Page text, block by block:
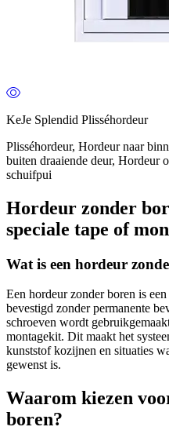
KeJe Splendid Plisséhordeur
Plisséhordeur, Hordeur naar
buiten draaiende deur, Hordeur
schuifpui
Hordeur zonder
speciale tape of
Wat is een hordeur
Een hordeur zonder boren is
bevestigd zonder permanente
schroeven wordt
montagekit. Dit maakt het
kunststof kozijnen en situaties
gewenst is.
Waarom kiezen
boren?